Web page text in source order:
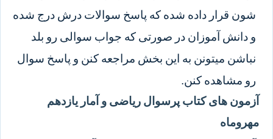
شون قرار داده شده که پاسخ سوالات درش درج شده
و دانش آموزان در صورتی که جواب سوالی رو بلد
نباشن میتونن به این بخش مراجعه کنن و پاسخ سوال
رو مشاهده کنن.
آزمون های کتاب پرسوال ریاضی و آمار یازدهم
مهروماه